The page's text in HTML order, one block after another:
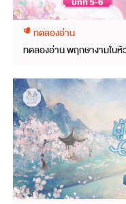
ทดลองอ่าน
ทดลองอ่าน พฤกษางามในห้